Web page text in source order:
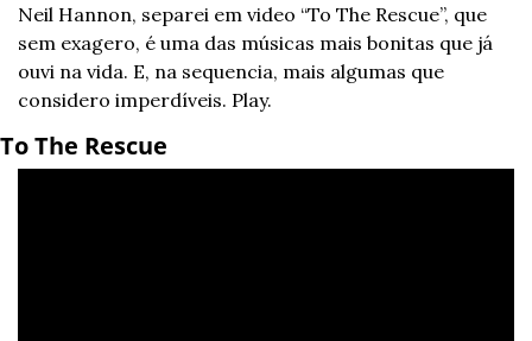
Neil Hannon, separei em video “To The Rescue”, que
sem exagero, é uma das músicas mais bonitas que já
ouvi na vida. E, na sequencia, mais algumas que
considero imperdíveis. Play.
To The Rescue